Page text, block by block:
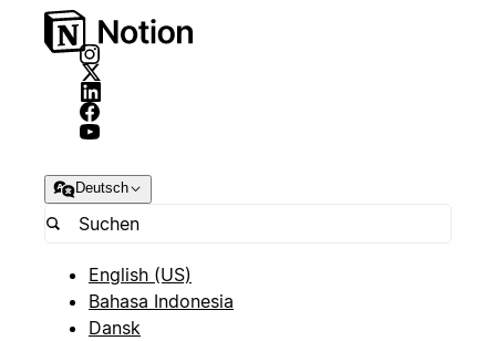
Deutsch
English (US)
Bahasa Indonesia
Dansk